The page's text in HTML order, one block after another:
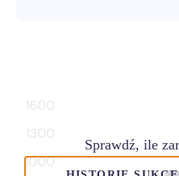
Sprawdź, ile